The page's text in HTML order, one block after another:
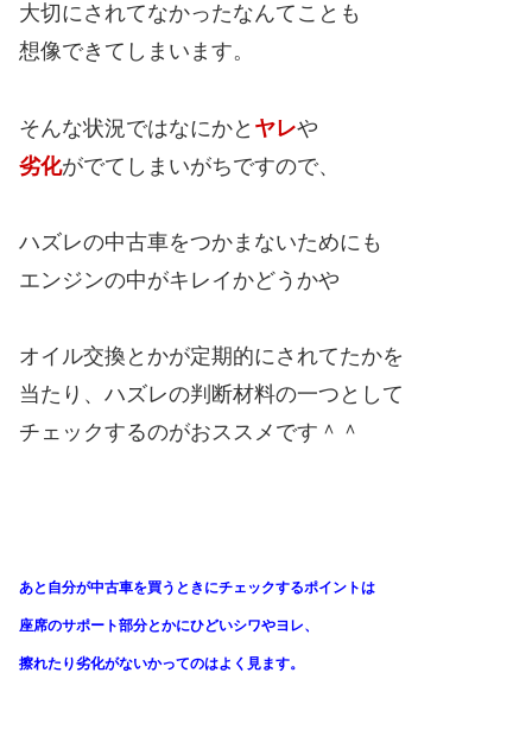
大切にされてなかったなんてことも
想像できてしまいます。
そんな状況ではなにかと ヤレや
劣化がでてしまいがちですので、
ハズレの中古車をつかまないためにも
エンジンの中がキレイかどうかや
オイル交換とかが定期的にされてたかを
当たり、ハズレの判断材料の一つとして
チェックするのがおススメです＾＾
あと自分が中古車を買うときにチェックするポイントは
座席のサポート部分とかにひどいシワやヨレ、
擦れたり劣化がないかってのはよく見ます。